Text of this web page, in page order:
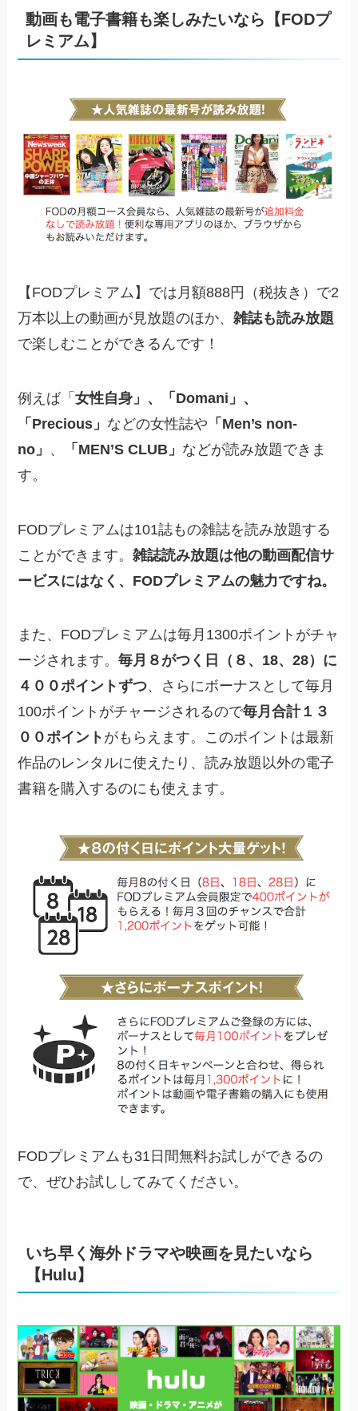
動画も電子書籍も楽しみたいなら【FODプ
レミアム】
【FODプレミアム】では月額888円（税抜き）で2
万本以上の動画が見放題のほか、雑誌も読み放題
で楽しむことができるんです！
例えば「女性自身」、「Domani」、
「Precious」 などの女性誌や 「Men’s non-
no」 、 「MEN’S CLUB」 などが読み放題できま
す。
FODプレミアムは101誌もの雑誌を読み放題する
ことができます。雑誌読み放題は他の動画配信サ
ービスにはなく、FODプレミアムの魅力ですね。
また、FODプレミアムは毎月1300ポイントがチャ
ージされます。毎月８がつく日（８、18、28）に
４００ポイントずつ、さらにボーナスとして毎月
100ポイントがチャージされるので毎月合計１３
００ポイント がもらえます。このポイントは最新
作品のレンタルに使えたり、読み放題以外の電子
書籍を購入するのにも使えます。
FODプレミアムも31日間無料お試しができるの
で、ぜひお試ししてみてください。
いち早く海外ドラマや映画を見たいなら
【Hulu】